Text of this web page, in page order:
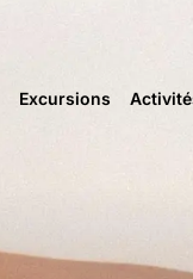
Excursions